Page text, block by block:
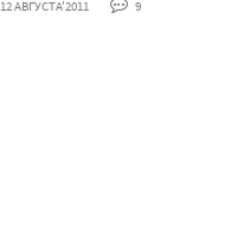
12 АВГУСТА'2011 9